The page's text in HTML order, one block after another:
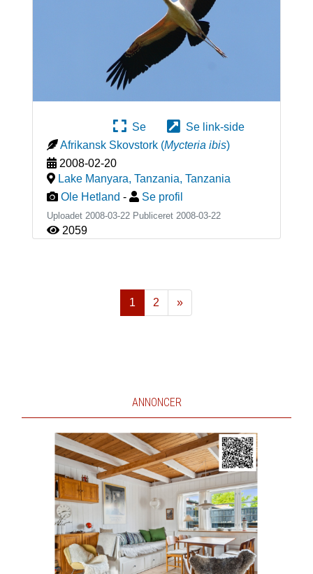
Se
Se link-side
Afrikansk Skovstork (Mycteria ibis)
2008-02-20
Lake Manyara, Tanzania, Tanzania
Ole Hetland - Se profil
Uploadet 2008-03-22 Publiceret 2008-03-22
2059
1 2
»
Næste
ANNONCER